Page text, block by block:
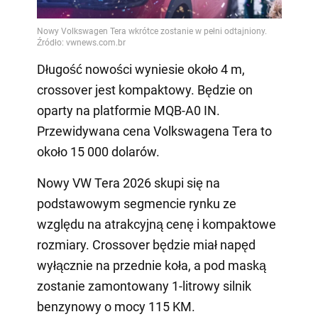
Długość nowości wyniesie około 4 m,
crossover jest kompaktowy. Będzie on
oparty na platformie MQB-A0 IN.
Przewidywana cena Volkswagena Tera to
około 15 000 dolarów.
Nowy VW Tera 2026 skupi się na
podstawowym segmencie rynku ze
względu na atrakcyjną cenę i kompaktowe
rozmiary. Crossover będzie miał napęd
wyłącznie na przednie koła, a pod maską
zostanie zamontowany 1-litrowy silnik
benzynowy o mocy 115 KM.